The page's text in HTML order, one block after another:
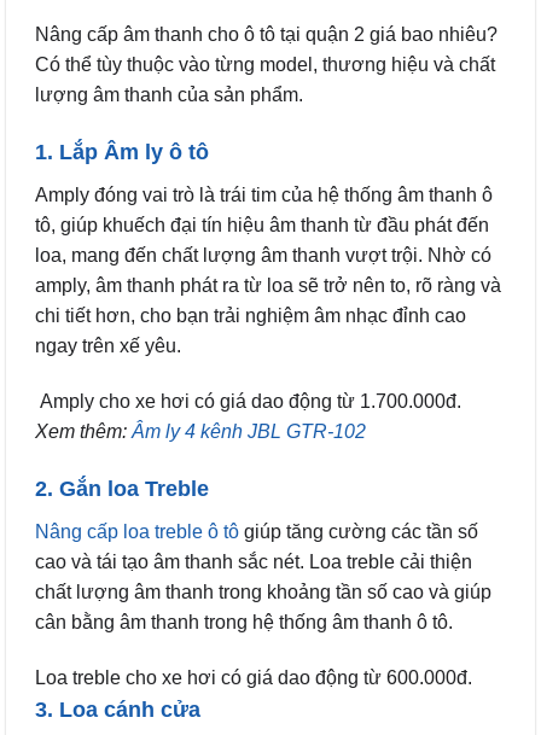
Nâng cấp âm thanh cho ô tô tại quận 2 giá bao nhiêu?
Có thể tùy thuộc vào từng model, thương hiệu và chất
lượng âm thanh của sản phẩm.
1. Lắp Âm ly ô tô
Amply đóng vai trò là trái tim của hệ thống âm thanh ô
tô, giúp khuếch đại tín hiệu âm thanh từ đầu phát đến
loa, mang đến chất lượng âm thanh vượt trội. Nhờ có
amply, âm thanh phát ra từ loa sẽ trở nên to, rõ ràng và
chi tiết hơn, cho bạn trải nghiệm âm nhạc đỉnh cao
ngay trên xế yêu.
Amply cho xe hơi có giá dao động từ 1.700.000đ.
Xem thêm: Âm ly 4 kênh JBL GTR-102
2. Gắn loa Treble
Nâng cấp loa treble ô tô giúp tăng cường các tần số
cao và tái tạo âm thanh sắc nét. Loa treble cải thiện
chất lượng âm thanh trong khoảng tần số cao và giúp
cân bằng âm thanh trong hệ thống âm thanh ô tô.
Loa treble cho xe hơi có giá dao động từ 600.000đ.
3. Loa cánh cửa